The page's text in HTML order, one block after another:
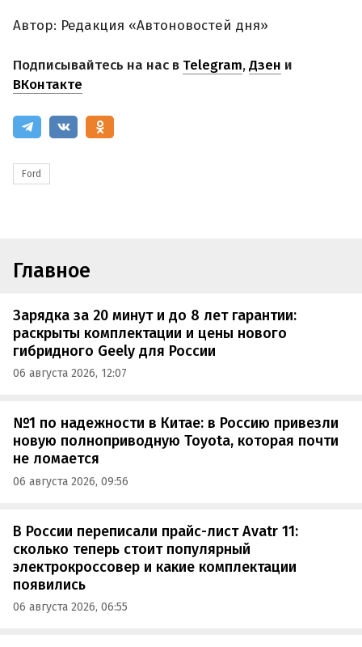
Автор: Редакция «Автоновостей дня»
Подписывайтесь на нас в Telegram,Дзен и
ВКонтакте
Ford
Главное
Зарядка за 20 минут и до 8 лет гарантии:
раскрыты комплектации и цены нового
гибридного Geely для России
06 августа 2026, 12:07
№1 по надежности в Китае: в Россию привезли
новую полноприводную Toyota, которая почти
не ломается
06 августа 2026, 09:56
В России переписали прайс-лист Avatr 11:
сколько теперь стоит популярный
электрокроссовер и какие комплектации
появились
06 августа 2026, 06:55